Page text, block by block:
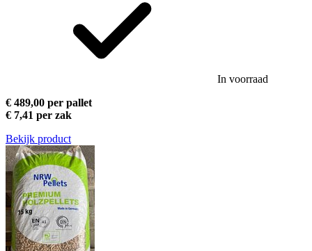
In voorraad
€ 489,00 per pallet
€ 7,41 per zak
Bekijk product